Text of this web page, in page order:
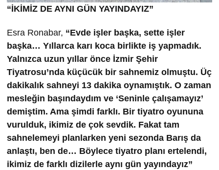
“İKİMİZ DE AYNI GÜN YAYINDAYIZ”
Esra Ronabar, “Evde işler başka, sette işler
başka… Yıllarca karı koca birlikte iş yapmadık.
Yalnızca uzun yıllar önce İzmir Şehir
Tiyatrosu’nda küçücük bir sahnemiz olmuştu. Üç
dakikalık sahneyi 13 dakika oynamıştık. O zaman
mesleğin başındaydım ve ‘Seninle çalışamayız’
demiştim. Ama şimdi farklı. Bir tiyatro oyununa
vurulduk, ikimiz de çok sevdik. Fakat tam
sahnelemeyi planlarken yeni sezonda Barış da
anlaştı, ben de… Böylece tiyatro planı ertelendi,
ikimiz de farklı dizilerle aynı gün yayındayız”